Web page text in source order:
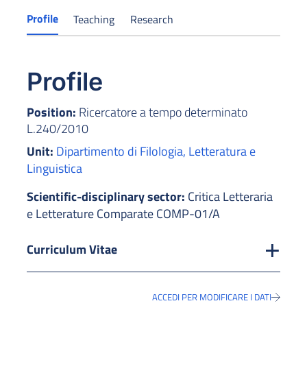
Profile Teaching Research
Profile
Position: Ricercatore a tempo determinato
L.240/2010
Unit: Dipartimento di Filologia, Letteratura e
Linguistica
Scientific-disciplinary sector: Critica Letteraria
e Letterature Comparate COMP-01/A
Curriculum Vitae
ACCEDI PER MODIFICARE I DATI